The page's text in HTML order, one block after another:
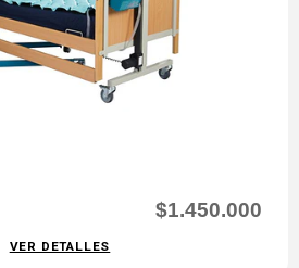
$1.450.000
VER DETALLES